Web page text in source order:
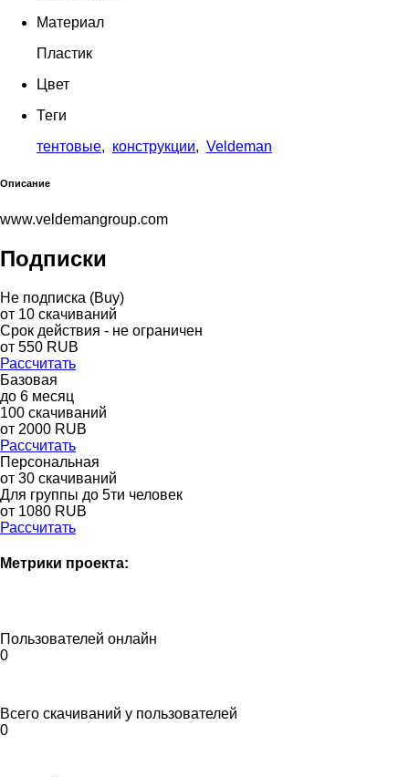
Материал
Пластик
Цвет
Теги
тентовые, конструкции, Veldeman
Описание
www.veldemangroup.com
Подписки
Не подписка (Buy)
от 10 скачиваний
Срок действия - не ограничен
от 550 RUB
Рассчитать
Базовая
до 6 месяц
100 скачиваний
от 2000 RUB
Рассчитать
Персональная
от 30 скачиваний
Для группы до 5ти человек
от 1080 RUB
Рассчитать
Метрики проекта:
Пользователей онлайн
0
Всего скачиваний у пользователей
0